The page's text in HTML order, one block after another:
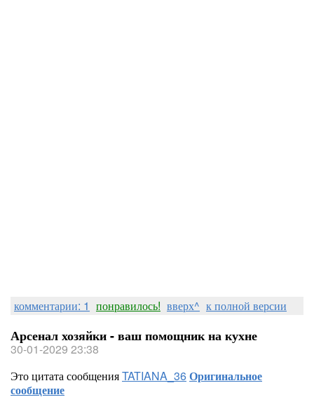
комментарии: 1 понравилось! вверх^ к полной версии
Арсенал хозяйки - ваш помощник на кухне
30-01-2029 23:38
Это цитата сообщенияTATIANA_36Оригинальное
сообщение